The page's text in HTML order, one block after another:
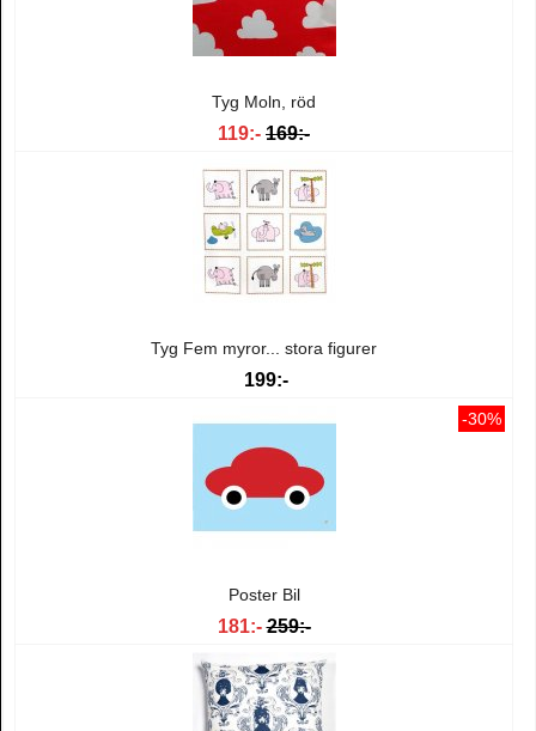
Tyg Moln, röd
119:- 169:-
Tyg Fem myror... stora figurer
199:-
-30%
Poster Bil
181:- 259:-